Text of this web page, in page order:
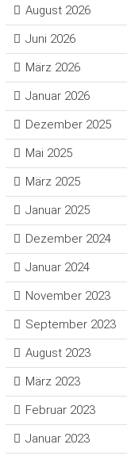
August 2026
Juni 2026
März 2026
Januar 2026
Dezember 2025
Mai 2025
März 2025
Januar 2025
Dezember 2024
Januar 2024
November 2023
September 2023
August 2023
März 2023
Februar 2023
Januar 2023